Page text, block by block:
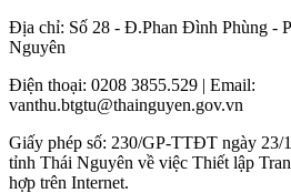
Địa chỉ: Số 28 - Đ.Phan Đình Phùng -
Nguyên
Điện thoại: 0208 3855.529 | Email:
vanthu.btgtu@thainguyen.gov.vn
Giấy phép số: 230/GP-TTĐT ngày 23/
tỉnh Thái Nguyên về việc Thiết lập
hợp trên Internet.